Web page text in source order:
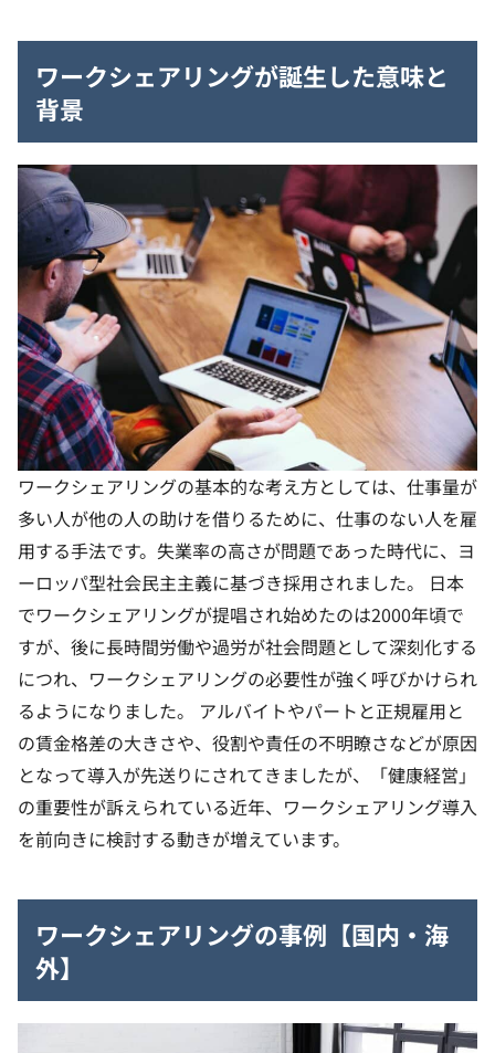
ワークシェアリングが誕生した意味と
背景
ワークシェアリングの基本的な考え方としては、仕事量が
多い人が他の人の助けを借りるために、仕事のない人を雇
用する手法です。失業率の高さが問題であった時代に、ヨ
ーロッパ型社会民主主義に基づき採用されました。
日本
でワークシェアリングが提唱され始めたのは2000年頃で
すが、後に長時間労働や過労が社会問題として深刻化する
につれ、ワークシェアリングの必要性が強く呼びかけられ
るようになりました。
アルバイトやパートと正規雇用と
の賃金格差の大きさや、役割や責任の不明瞭さなどが原因
となって導入が先送りにされてきましたが、「健康経営」
の重要性が訴えられている近年、ワークシェアリング導入
を前向きに検討する動きが増えています。
ワークシェアリングの事例【国内・海
外】